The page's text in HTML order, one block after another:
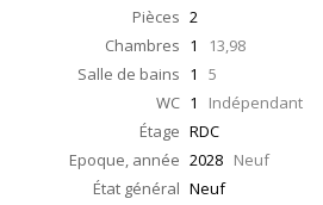
Pièces 2
Chambres 1
13,98
Salle de bains 1 5
WC 1 Indépendant
Étage RDC
Epoque, année 2028 Neuf
État général Neuf